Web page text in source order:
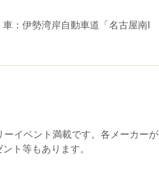
：伊勢湾岸自動車道「名古屋南I
イベント満載です。各メーカーが
ト等もあります。